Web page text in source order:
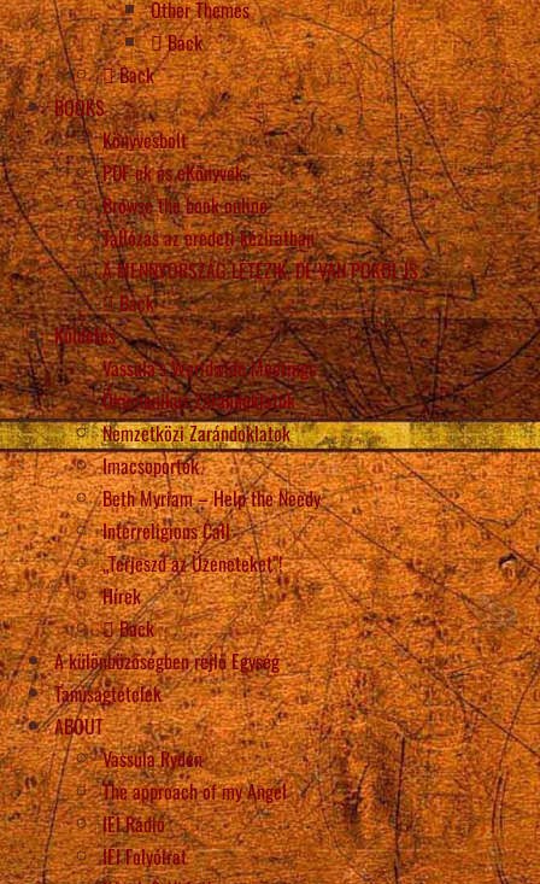
Other Themes
Back
Back
BOOKS
Könyvesbolt
PDF-ek és eKönyvek
Browse the book online
Tallózás az eredeti kéziratban
A MENNYORSZÁG LÉTEZIK, DE VAN POKOL IS
Back
Küldetés
Vassula’s Worldwide Meetings
Ökumenikus Zarándoklatok
Nemzetközi Zarándoklatok
Imacsoportok
Beth Myriam – Help the Needy
Interreligious Call
„Terjeszd az Üzeneteket”!
Hírek
Back
A különbözőségben rejlő Egység
Tanúságtételek
ABOUT
Vassula Rydén
The approach of my Angel
IÉI Rádió
IÉI Folyóirat